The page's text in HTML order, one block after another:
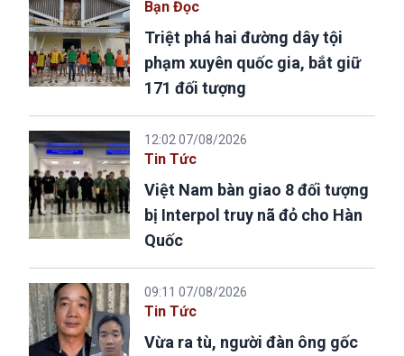
Bạn Đọc
Triệt phá hai đường dây tội
phạm xuyên quốc gia, bắt giữ
171 đối tượng
12:02 07/08/2026
Tin Tức
Việt Nam bàn giao 8 đối tượng
bị Interpol truy nã đỏ cho Hàn
Quốc
09:11 07/08/2026
Tin Tức
Vừa ra tù, người đàn ông gốc